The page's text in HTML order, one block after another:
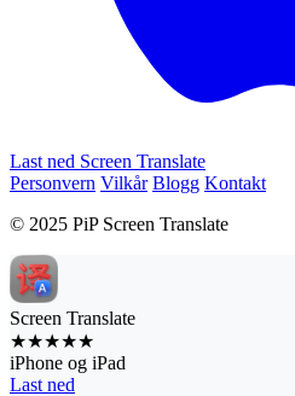
Last ned Screen Translate
Personvern Vilkår Blogg Kontakt
© 2025 PiP Screen Translate
Screen Translate
★★★★★
iPhone og iPad
Last ned